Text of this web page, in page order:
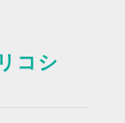
コシ